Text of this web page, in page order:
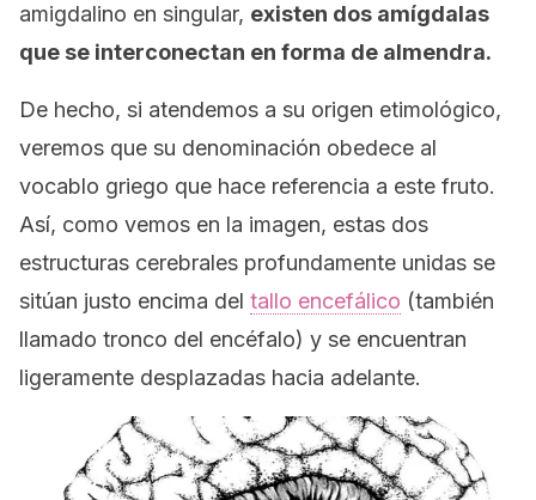
amigdalino en singular, existen dos amígdalas
que se interconectan en forma de almendra.
De hecho, si atendemos a su origen etimológico,
veremos que su denominación obedece al
vocablo griego que hace referencia a este fruto.
Así, como vemos en la imagen, estas dos
estructuras cerebrales profundamente unidas se
sitúan justo encima del tallo encefálico (también
llamado tronco del encéfalo) y se encuentran
ligeramente desplazadas hacia adelante.